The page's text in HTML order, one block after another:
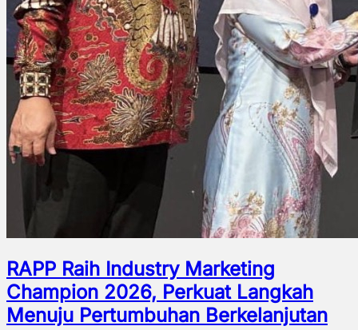
RAPP Raih Industry Marketing
Champion 2026, Perkuat Langkah
Menuju Pertumbuhan Berkelanjutan